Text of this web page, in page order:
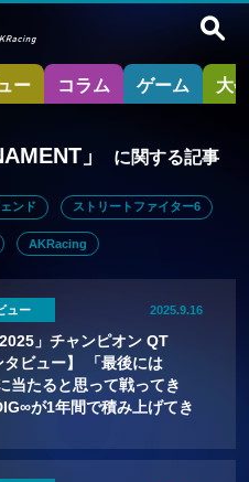
ー コラム ゲーム 大
」 に関する記事
ンド ストリートファイター6
AKRacing
ュー 2025.9.16
」チャンピオン QT
ビュー】 「最後には
当たると思って戦ってき
が1年間で積み上げてき